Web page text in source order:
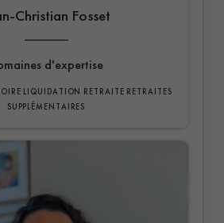
Christian Fosset
d'expertise
LIQUIDATION RETRAITE RETRAITES
SUPPLÉMENTAIRES